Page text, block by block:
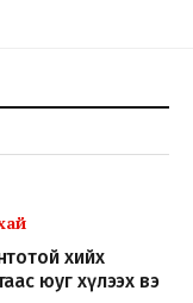
хийх
юуг хүлээх вэ